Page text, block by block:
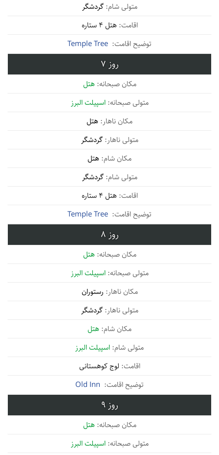
گردشگر
هتل 4 ستاره
Temple Tree
7
هتل
اسپیلت البرز
هتل
گردشگر
هتل
گردشگر
هتل 4 ستاره
Temple Tree
8
هتل
اسپیلت البرز
رستوران
گردشگر
هتل
اسپیلت البرز
لوج کوهستانی
Old Inn
9
هتل
اسپیلت البرز